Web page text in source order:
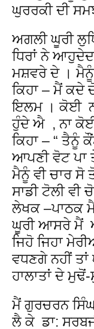
ਘੁਰਰਕੀ ਦੀ
ਅਗਲੀ ਘੂਰੀ
ਧਿਰਾਂ ਨੇ
ਮਸ਼ਵਰੇ ਦੇ ।
ਕਿਹਾ – ਮੈਂ ਕਦੇ
ਇਲਮ । ਕੋਈ
ਹੁੰਦੇ ਐ , ਨਾ
ਕਿਹਾ – “ ਤੈਨੂੰ
ਆਪਣੀ ਵੋਟ ਪਾ
ਮੈਨੂੰ ਵੀ ਚਾਰ ਸੋ
ਸਾਡੀ ਟੋਲੀ
ਲੇਖਕ –ਪਾਠਕ
ਘੂਰੀ ਆਸਰੇ ਮੈਂ
ਜਿਹੋ ਜਿਹਾ
ਵਧਣਗੇ ਨਹੀਂ ਤਾਂ
ਹਾਲਾਤਾਂ ਦੇ
ਮੈਂ ਗੁਰਚਰਨ ਸਿੰਘ
ਲੈ ਕੇ ਡਾ: